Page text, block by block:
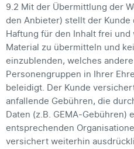
9.2 Mit der Übermittlung der
den Anbieter) stellt der
Haftung für den Inhalt frei
Material zu übermitteln und
einzublenden, welches
Personengruppen in Ihrer
beleidigt. Der Kunde
anfallende Gebühren, die
Daten (z.B. GEMA-Gebühren)
entsprechenden
versichert weiterhin